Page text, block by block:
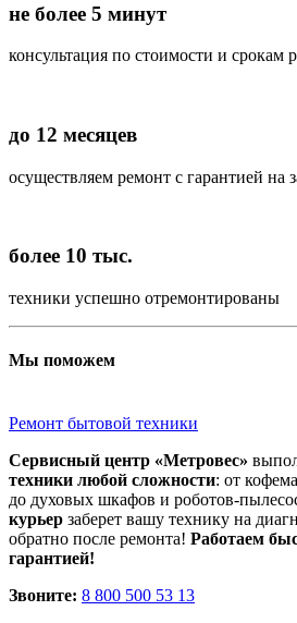
не более 5 минут
консультация по стоимости и срокам
до 12 месяцев
осуществляем ремонт с гарантией на
более 10 тыс.
техники успешно отремонтированы
Мы поможем
Ремонт бытовой техники
Сервисный центр «Метровес»
техники любой сложности: от
до духовых шкафов и роботов-
курьер заберет вашу технику на
обратно после ремонта! Работаем
гарантией!
Звоните: 8 800 500 53 13